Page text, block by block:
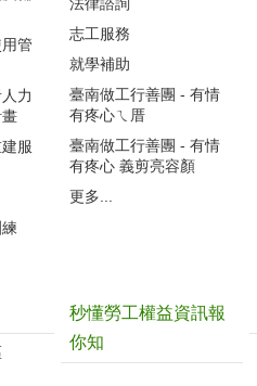
管
力
服
法律諮詢
志工服務
就學補助
臺南做工行善團 - 有情
有疼心ㄟ厝
臺南做工行善團 - 有情
有疼心 義剪亮容顏
更多...
秒懂勞工權益資訊報
你知